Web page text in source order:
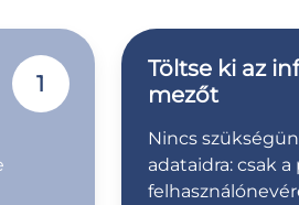
1
Töltse ki az
mezőt
Nincs
adataidra: csak